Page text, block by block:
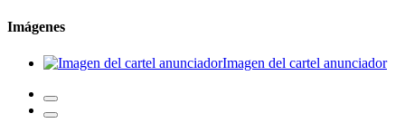
Imágenes
Imagen del cartel anunciador